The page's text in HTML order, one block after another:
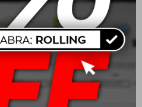
215/65 R16 102H
Wrangler Workhorse AT
USD